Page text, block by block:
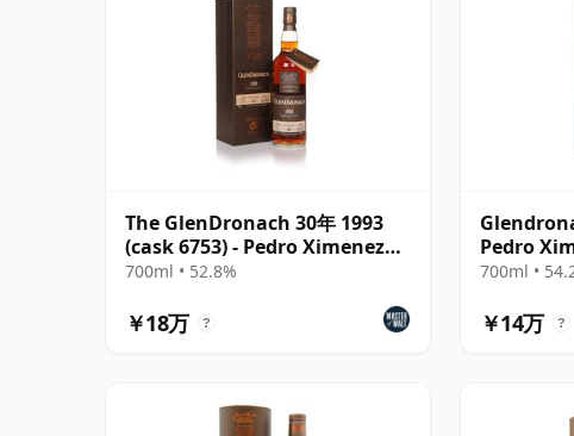
The GlenDronach 30年 1993
(cask 6753) - Pedro Ximenez
Butt
700ml • 52.8%
￥18万 ?
Pedro
6346
700ml •
￥14万 ?